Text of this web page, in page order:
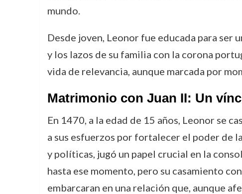
mundo.
Desde joven, Leonor fue educada para ser
y los lazos de su familia con la corona
vida de relevancia, aunque marcada por
Matrimonio con Juan II: Un
En 1470, a la edad de 15 años, Leonor se
a sus esfuerzos por fortalecer el poder de
y políticas, jugó un papel crucial en la
hasta ese momento, pero su casamiento
embarcaran en una relación que, aunque